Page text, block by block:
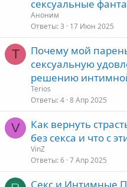
сексуальные
Аноним
Ответы 3 17 Июн 2025
T
Почему мой
сексуальную
решению
Terios
Ответы 4 8 Апр 2025
V
Как вернуть
без секса и что с
VinZ
Ответы 6 7 Апр 2025